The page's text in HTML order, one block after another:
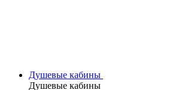
Душевые кабины
Душевые кабины